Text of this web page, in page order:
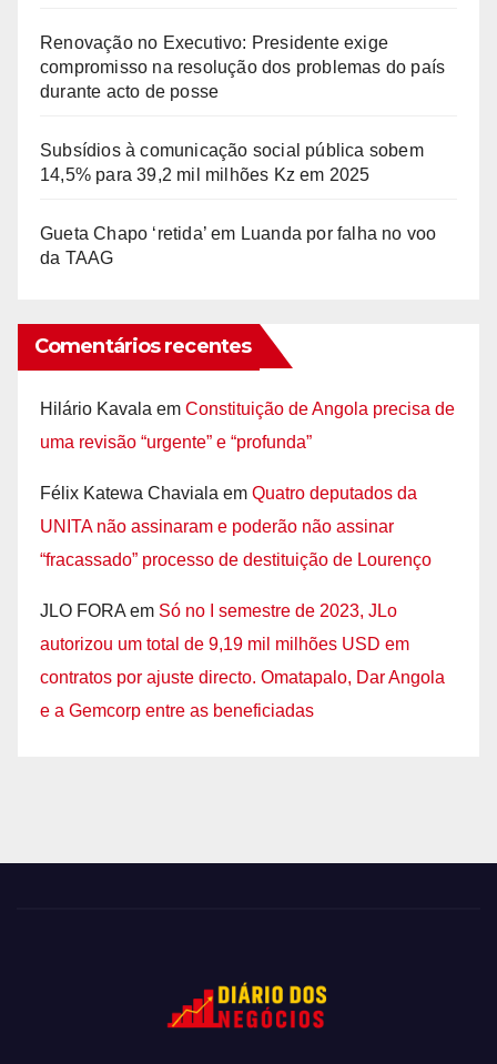
Renovação no Executivo: Presidente exige
compromisso na resolução dos problemas do país
durante acto de posse
Subsídios à comunicação social pública sobem
14,5% para 39,2 mil milhões Kz em 2025
Gueta Chapo ‘retida’ em Luanda por falha no voo
da TAAG
Comentários recentes
Hilário Kavala em Constituição de Angola precisa de
uma revisão “urgente” e “profunda”
Félix Katewa Chaviala em Quatro deputados da
UNITA não assinaram e poderão não assinar
“fracassado” processo de destituição de Lourenço
JLO FORAem Só no I semestre de 2023, JLo
autorizou um total de 9,19 mil milhões USD em
contratos por ajuste directo. Omatapalo, Dar Angola
e a Gemcorp entre as beneficiadas